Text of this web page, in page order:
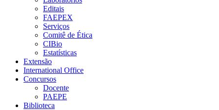
Editais
FAEPEX
Serviços
Comitê de Ética
CIBio
Estatísticas
Extensão
International Office
Concursos
Docente
PAEPE
Biblioteca